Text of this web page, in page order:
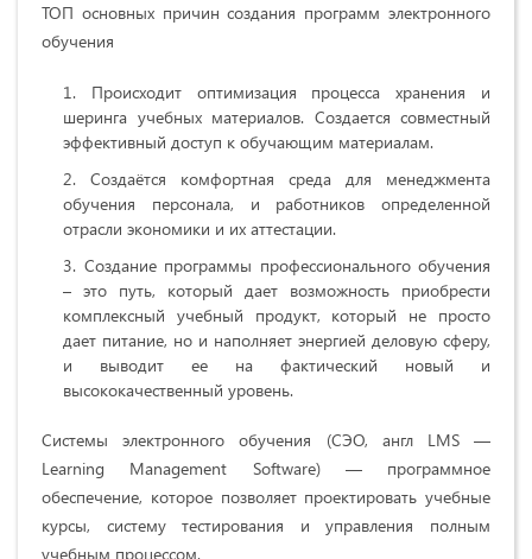
ТОП основных причин создания программ электронного
обучения
Происходит оптимизация процесса хранения и
шеринга учебных материалов. Создается совместный
эффективный доступ к обучающим материалам.
Создаётся комфортная среда для менеджмента
обучения персонала, и работников определенной
отрасли экономики и их аттестации.
Создание программы профессионального обучения
– это путь, который дает возможность приобрести
комплексный учебный продукт, который не просто
дает питание, но и наполняет энергией деловую сферу,
и выводит ее на фактический новый и
высококачественный уровень.
Системы электронного обучения (СЭО, англ LMS —
Learning Management Software) — программное
обеспечение, которое позволяет проектировать учебные
курсы, систему тестирования и управления полным
учебным процессом.